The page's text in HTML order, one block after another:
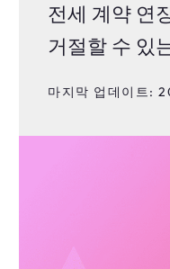
전세 계약 연
거절할 수 있
마지막 업데이트: